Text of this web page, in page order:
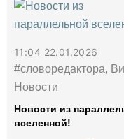
11:04 22.01.2026
#словоредактора,
Новости
Новости из
вселенной!